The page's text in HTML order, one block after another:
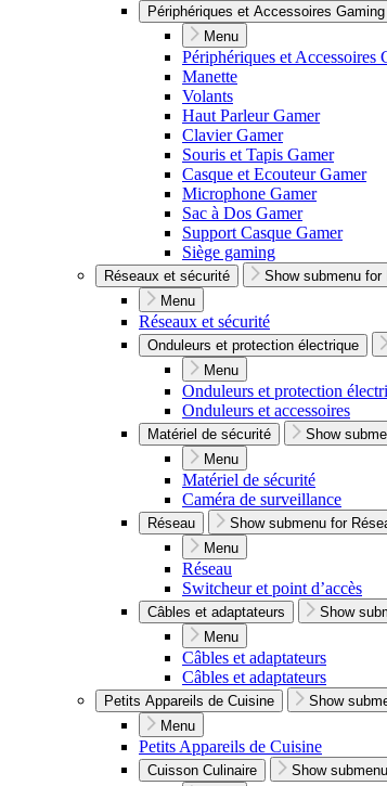
Périphériques et Accessoires Gaming
Menu
Périphériques et Accessoires
Manette
Volants
Haut Parleur Gamer
Clavier Gamer
Souris et Tapis Gamer
Casque et Ecouteur Gamer
Microphone Gamer
Sac à Dos Gamer
Support Casque Gamer
Siège gaming
Réseaux et sécurité
Show submenu
Menu
Réseaux et sécurité
Onduleurs et protection électrique
Menu
Onduleurs et protection
Onduleurs et accessoires
Matériel de sécurité
Show
Menu
Matériel de sécurité
Caméra de surveillance
Réseau
Show submenu for
Menu
Réseau
Switcheur et point d’accès
Câbles et adaptateurs
Show
Menu
Câbles et adaptateurs
Câbles et adaptateurs
Petits Appareils de Cuisine
Show
Menu
Petits Appareils de Cuisine
Cuisson Culinaire Show